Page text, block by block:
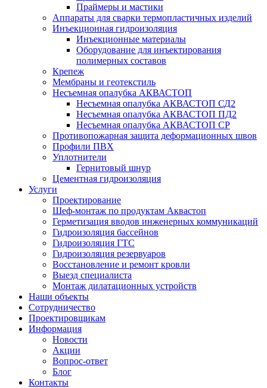
Праймеры и мастики
Аппараты для сварки термопластичных изделий
Инъекционная гидроизоляция
Инъекционные материалы
Оборудование для инъектирования
полимерных составов
Крепеж
Мембраны и геотекстиль
Несъемная опалубка АКВАСТОП
Несъемная опалубка АКВАСТОП СД2
Несъемная опалубка АКВАСТОП ПД2
Несъемная опалубка АКВАСТОП СР
Противопожарная защита деформационных швов
Профили ПВХ
Уплотнители
Гернитовый шнур
Цементная гидроизоляция
Услуги
Проектирование
Шеф-монтаж по продуктам Аквастоп
Герметизация вводов инженерных коммуникаций
Гидроизоляция бассейнов
Гидроизоляция ГТС
Гидроизоляция резервуаров
Восстановление и ремонт кровли
Выезд специалиста
Монтаж дилатационных устройств
Наши объекты
Сотрудничество
Проектировщикам
Информация
Новости
Акции
Вопрос-ответ
Блог
Контакты